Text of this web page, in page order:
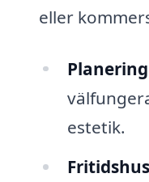
eller
estetik.